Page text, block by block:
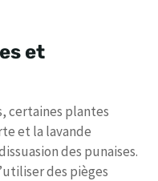
et
certaines plantes
et la lavande
des punaises.
des pièges